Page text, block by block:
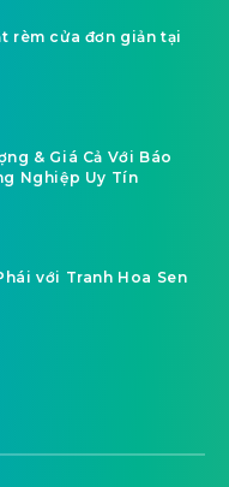
rèm cửa đơn giản tại
& Giá Cả Với Báo
Nghiệp Uy Tín
với Tranh Hoa Sen